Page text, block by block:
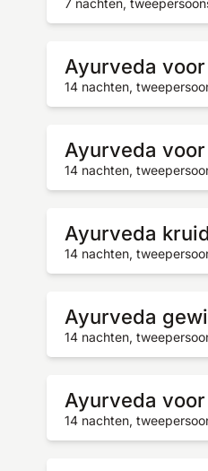
7 nachten,
Ayurveda
14 nachten,
Ayurveda
14 nachten,
Ayurveda
14 nachten,
Ayurveda
14 nachten,
Ayurveda
14 nachten,